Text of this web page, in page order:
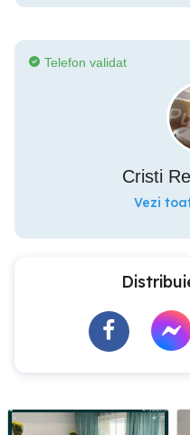
Telefon validat
Cristi
Vezi